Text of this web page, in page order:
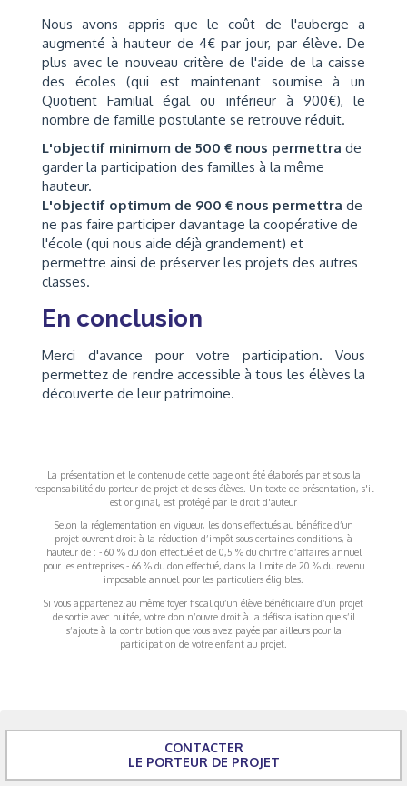
Nous avons appris que le coût de l'auberge a
augmenté à hauteur de 4€ par jour, par élève. De
plus avec le nouveau critère de l'aide de la caisse
des écoles (qui est maintenant soumise à un
Quotient Familial égal ou inférieur à 900€), le
nombre de famille postulante se retrouve réduit.
L'objectif minimum de 500 € nous permettra de
garder la participation des familles à la même
hauteur.
L'objectif optimum de 900 € nous permettra de
ne pas faire participer davantage la coopérative de
l'école (qui nous aide déjà grandement) et
permettre ainsi de préserver les projets des autres
classes.
En conclusion
Merci d'avance pour votre participation. Vous
permettez de rendre accessible à tous les élèves la
découverte de leur patrimoine.
La présentation et le contenu de cette page ont été élaborés par et sous la
responsabilité du porteur de projet et de ses élèves. Un texte de présentation, s'il
est original, est protégé par le droit d'auteur
Selon la réglementation en vigueur, les dons effectués au bénéfice d’un
projet ouvrent droit à la réduction d’impôt sous certaines conditions, à
hauteur de : - 60 % du don effectué et de 0,5 % du chiffre d’affaires annuel
pour les entreprises - 66 % du don effectué, dans la limite de 20 % du revenu
imposable annuel pour les particuliers éligibles.
Si vous appartenez au même foyer fiscal qu’un élève bénéficiaire d’un projet
de sortie avec nuitée, votre don n’ouvre droit à la défiscalisation que s’il
s’ajoute à la contribution que vous avez payée par ailleurs pour la
participation de votre enfant au projet.
CONTACTER
LE PORTEUR DE PROJET